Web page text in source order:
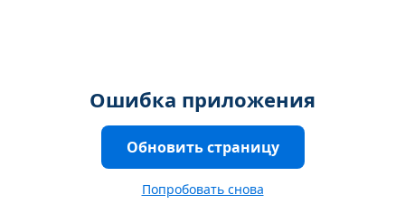
Ошибка приложения
Обновить страницу
Попробовать снова